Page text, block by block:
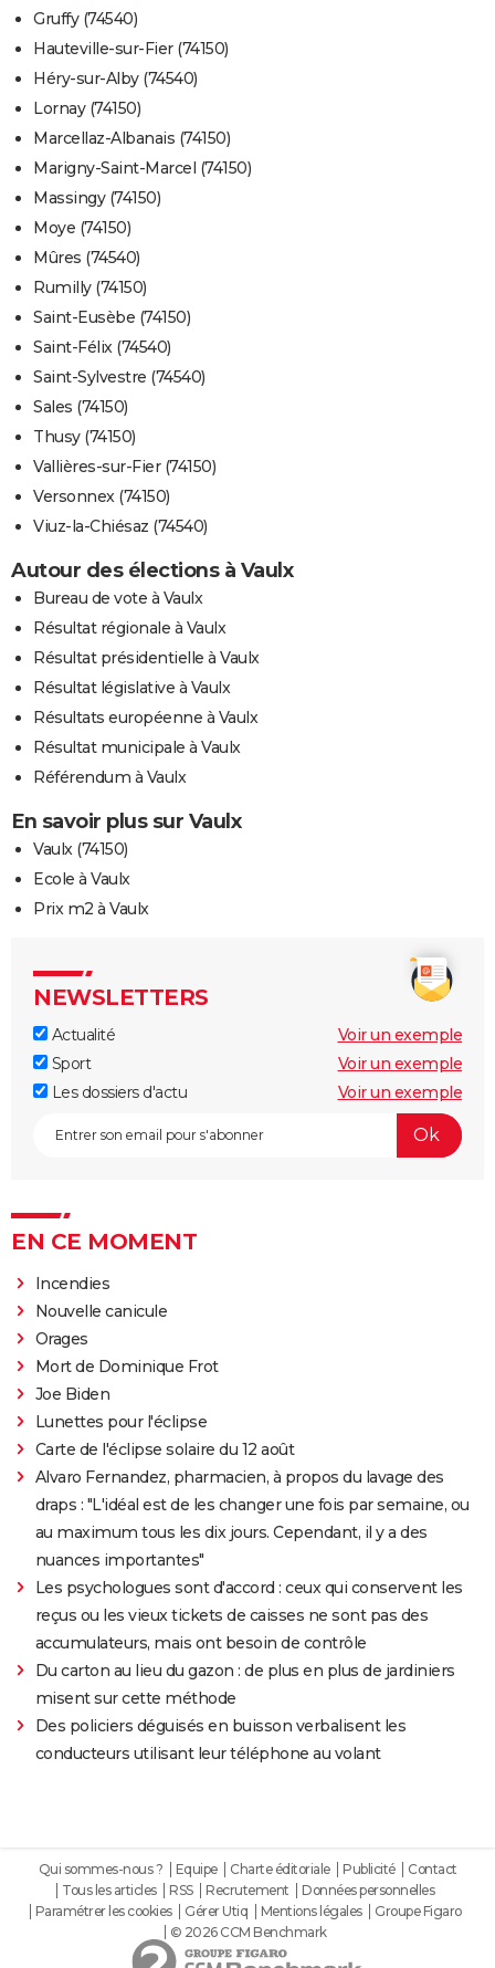
Gruffy (74540)
Hauteville-sur-Fier (74150)
Héry-sur-Alby (74540)
Lornay (74150)
Marcellaz-Albanais (74150)
Marigny-Saint-Marcel (74150)
Massingy (74150)
Moye (74150)
Mûres (74540)
Rumilly (74150)
Saint-Eusèbe (74150)
Saint-Félix (74540)
Saint-Sylvestre (74540)
Sales (74150)
Thusy (74150)
Vallières-sur-Fier (74150)
Versonnex (74150)
Viuz-la-Chiésaz (74540)
Autour des élections à Vaulx
Bureau de vote à Vaulx
Résultat régionale à Vaulx
Résultat présidentielle à Vaulx
Résultat législative à Vaulx
Résultats européenne à Vaulx
Résultat municipale à Vaulx
Référendum à Vaulx
En savoir plus sur Vaulx
Vaulx (74150)
Ecole à Vaulx
Prix m2 à Vaulx
NEWSLETTERS
Actualité
Voir un exemple
Sport
Voir un exemple
Les dossiers d'actu
Voir un exemple
EN CE MOMENT
Incendies
Nouvelle canicule
Orages
Mort de Dominique Frot
Joe Biden
Lunettes pour l'éclipse
Carte de l'éclipse solaire du 12 août
Alvaro Fernandez, pharmacien, à propos du lavage des
draps : "L'idéal est de les changer une fois par semaine, ou
au maximum tous les dix jours. Cependant, il y a des
nuances importantes"
Les psychologues sont d'accord : ceux qui conservent les
reçus ou les vieux tickets de caisses ne sont pas des
accumulateurs, mais ont besoin de contrôle
Du carton au lieu du gazon : de plus en plus de jardiniers
misent sur cette méthode
Des policiers déguisés en buisson verbalisent les
conducteurs utilisant leur téléphone au volant
Qui sommes-nous ? Equipe Charte éditoriale Publicité
Contact
Tous les articles
RSS Recrutement
Données personnelles
Paramétrer les cookies
Gérer Utiq Mentions légales
Groupe Figaro
© 2026 CCM Benchmark